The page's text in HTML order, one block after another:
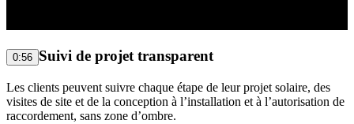
0:56 Suivi de projet transparent
Les clients peuvent suivre chaque étape de leur projet solaire, des
visites de site et de la conception à l’installation et à l’autorisation de
raccordement, sans zone d’ombre.